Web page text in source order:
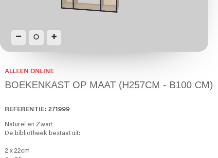
ALLEEN ONLINE
BOEKENKAST OP MAAT (H257CM - B100 CM)
REFERENTIE: 271999
Naturel en Zwart
De bibliotheek bestaat uit:
2 x 22cm